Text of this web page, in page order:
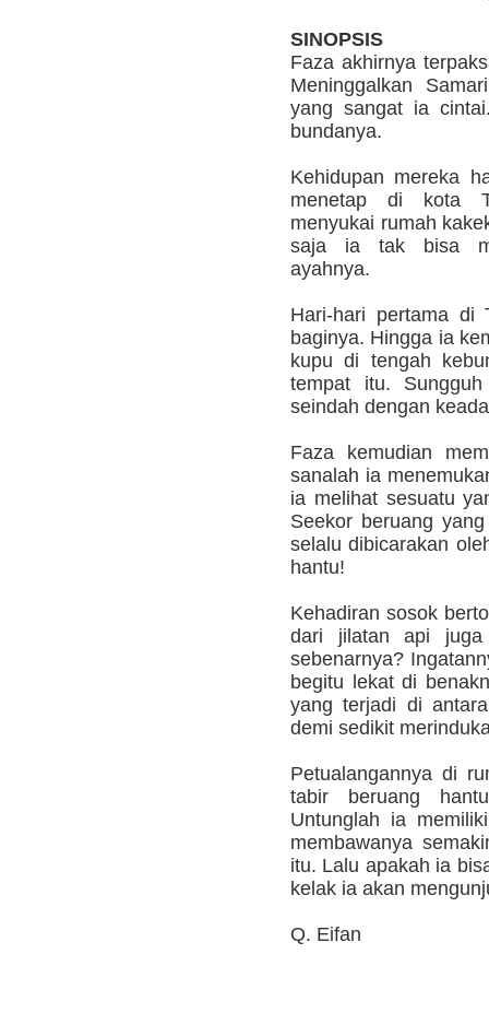
SINOPSIS
Faza akhirnya
Meninggalkan
yang sangat ia
bundanya.
Kehidupan mereka
menetap di kota
menyukai rumah
saja ia tak bisa
ayahnya.
Hari-hari pertama di
baginya. Hingga ia
kupu di tengah
tempat itu.
seindah dengan
Faza kemudian
sanalah ia
ia melihat sesuatu
Seekor beruang
selalu dibicarakan
hantu!
Kehadiran sosok
dari jilatan api
sebenarnya?
begitu lekat di
yang terjadi di
demi sedikit
Petualangannya di
tabir beruang
Untunglah ia
membawanya
itu. Lalu apakah ia
kelak ia akan
Q. Eifan